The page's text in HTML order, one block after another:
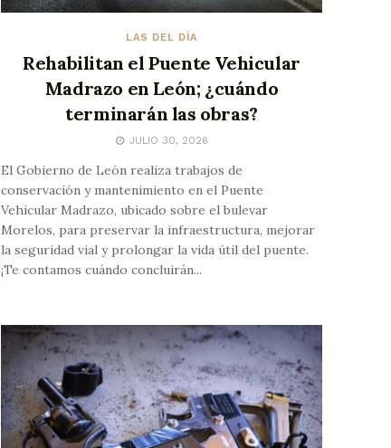
LAS DEL DÍA
Rehabilitan el Puente Vehicular
Madrazo en León; ¿cuándo
terminarán las obras?
JULIO 30, 2026
El Gobierno de León realiza trabajos de
conservación y mantenimiento en el Puente
Vehicular Madrazo, ubicado sobre el bulevar
Morelos, para preservar la infraestructura, mejorar
la seguridad vial y prolongar la vida útil del puente.
¡Te contamos cuándo concluirán...